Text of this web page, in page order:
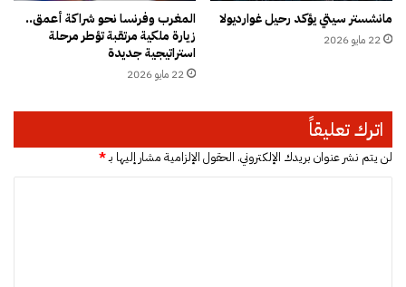
ك
ن
ي
ل
د
ا
ل
مانشستر سيتي يؤكد رحيل غوارديولا
22 مايو 2026
المغرب وفرنسا نحو شراكة أعمق..
زيارة ملكية مرتقبة تؤطر مرحلة
استراتيجية جديدة
22 مايو 2026
اترك تعليقاً
لن يتم نشر عنوان بريدك الإلكتروني. الحقول الإلزامية مشار إليها بـ*